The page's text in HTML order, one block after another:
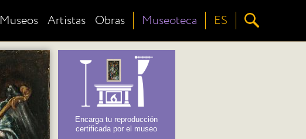
Museos Artistas Obras Museoteca ES
Encarga tu reproducción
certificada por el museo